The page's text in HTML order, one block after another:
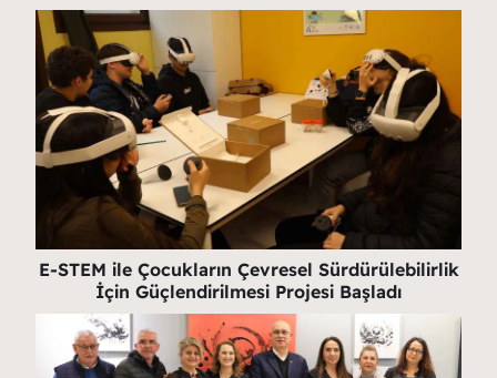
E-STEM ile Çocukların Çevresel Sürdürülebilirlik
İçin Güçlendirilmesi Projesi Başladı